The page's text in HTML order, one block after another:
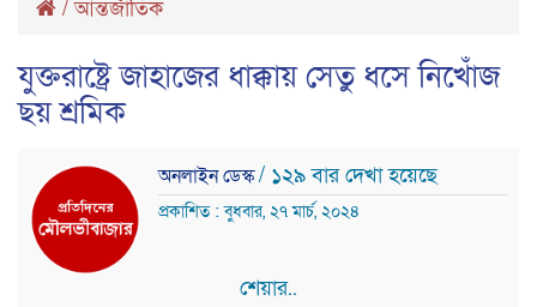
/আন্তর্জাতিক
যুক্তরাষ্ট্রে জাহাজের ধাক্কায় সেতু ধসে নিখোঁজ
ছয় শ্রমিক
অনলাইন ডেস্ক/ ১২৯ বার দেখা হয়েছে
প্রকাশিত : বুধবার, ২৭ মার্চ, ২০২৪
শেয়ার..